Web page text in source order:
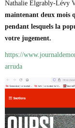
Marie-
Mathieu
Nathalie
Normand
Pierre
Richard
Sophie
Thomas
Nathalie Elgrably-Lévy
maintenant deux mois
pendant lesquels la
votre jugement.
https://
arruda